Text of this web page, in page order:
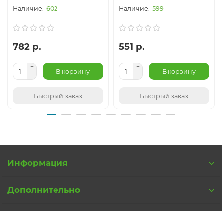
602
782 р.
В корзину
Быстрый заказ
599
551 р.
В корзину
Быстрый заказ
Информация
Дополнительно